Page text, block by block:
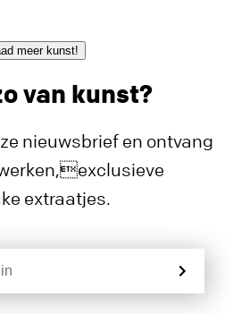
meer kunst!
van kunst?
nieuwsbrief en ontvang
extraatjes.